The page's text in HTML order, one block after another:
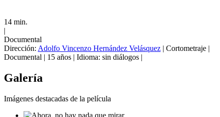
14 min.
|
Documental
Dirección: Adolfo Vincenzo Hernández Velásquez | Cortometraje |
Documental | 15 años | Idioma: sin diálogos |
Galería
Imágenes destacadas de la película